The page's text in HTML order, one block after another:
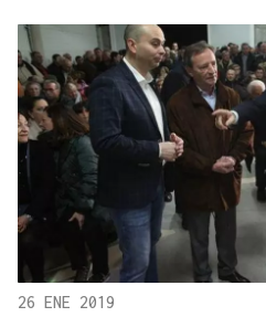
26 ENE 2019